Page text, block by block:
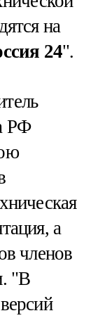
на
24".
РФ
а
членов
"В